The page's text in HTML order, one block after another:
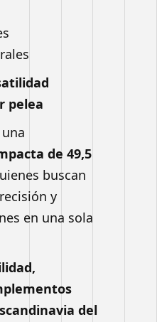
pelea
una
de 49,5
buscan
y
en una sola
del